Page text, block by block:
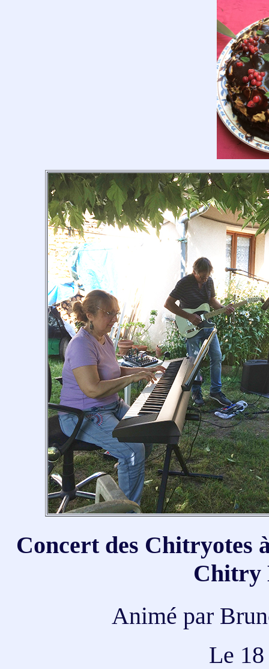
Concert des Chitryotes
Chitry
Animé par
Le